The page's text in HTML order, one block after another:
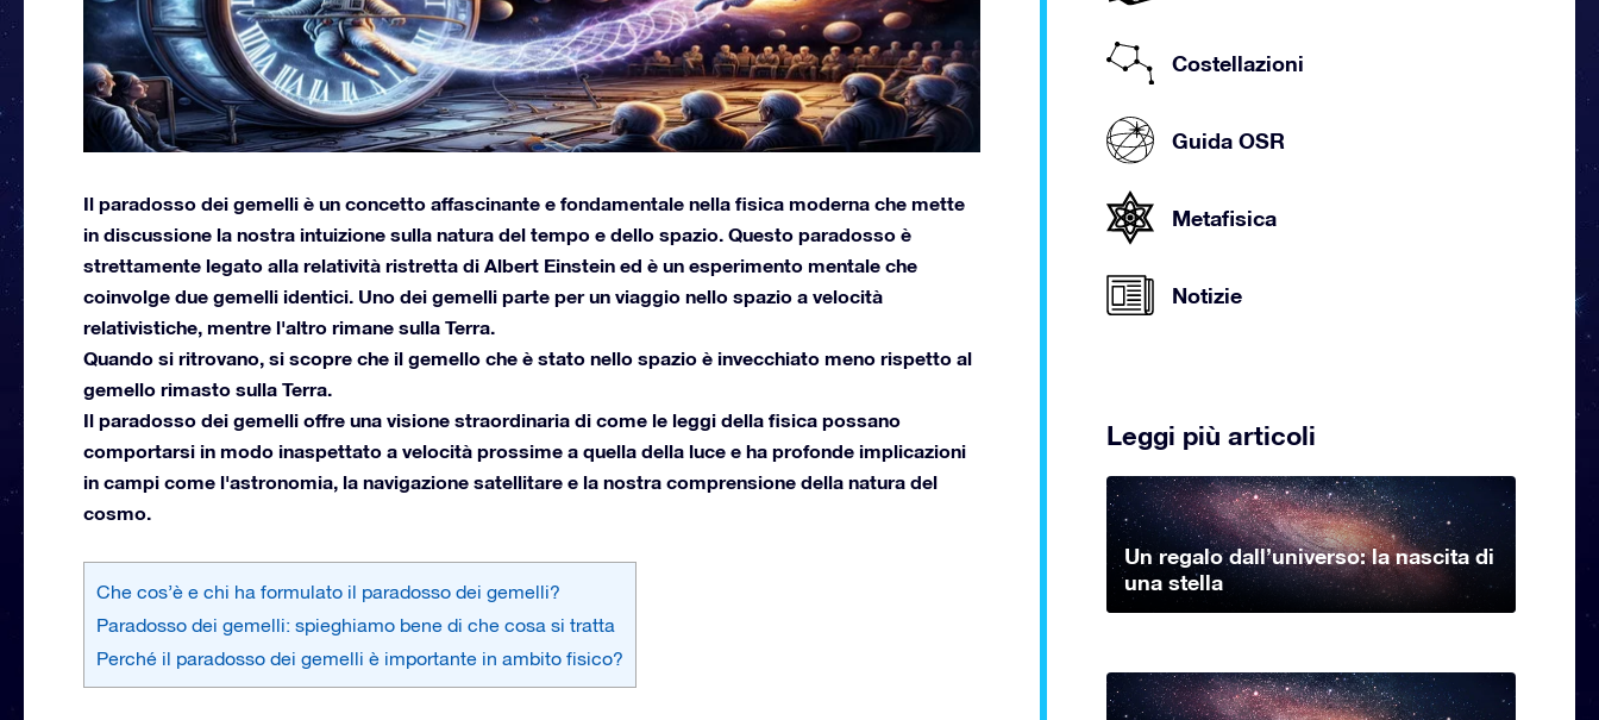
Il paradosso dei gemelli è un concetto affascinante e fondamentale nella fisica moderna che mette
in discussione la nostra intuizione sulla natura del tempo e dello spazio. Questo paradosso è
strettamente legato alla relatività ristretta di Albert Einstein ed è un esperimento mentale che
coinvolge due gemelli identici. Uno dei gemelli parte per un viaggio nello spazio a velocità
relativistiche, mentre l'altro rimane sulla Terra.
Quando si ritrovano, si scopre che il gemello che è stato nello spazio è invecchiato meno rispetto al
gemello rimasto sulla Terra.
Il paradosso dei gemelli offre una visione straordinaria di come le leggi della fisica possano
comportarsi in modo inaspettato a velocità prossime a quella della luce e ha profonde implicazioni
in campi come l'astronomia, la navigazione satellitare e la nostra comprensione della natura del
cosmo.
Che cos’è e chi ha formulato il paradosso dei gemelli?
Paradosso dei gemelli: spieghiamo bene di che cosa si tratta
Perché il paradosso dei gemelli è importante in ambito fisico?
Costellazioni
Guida OSR
Metafisica
Notizie
Leggi più articoli
Un regalo dall’universo: la nascita di
una stella